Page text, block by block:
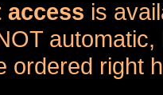
is
ordered right